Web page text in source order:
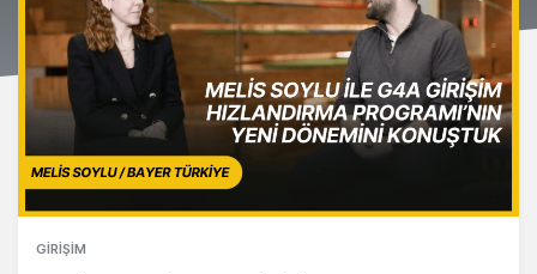
GIRIŞIM